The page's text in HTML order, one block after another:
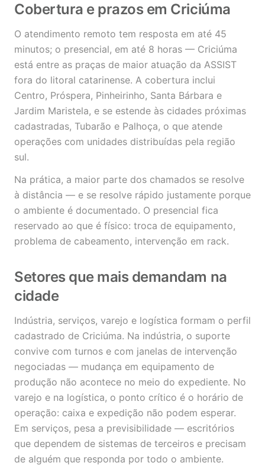
Cobertura e prazos em Criciúma
O atendimento remoto tem resposta em até 45
minutos; o presencial, em até 8 horas — Criciúma
está entre as praças de maior atuação da ASSIST
fora do litoral catarinense. A cobertura inclui
Centro, Próspera, Pinheirinho, Santa Bárbara e
Jardim Maristela, e se estende às cidades próximas
cadastradas, Tubarão e Palhoça, o que atende
operações com unidades distribuídas pela região
sul.
Na prática, a maior parte dos chamados se resolve
à distância — e se resolve rápido justamente porque
o ambiente é documentado. O presencial fica
reservado ao que é físico: troca de equipamento,
problema de cabeamento, intervenção em rack.
Setores que mais demandam na
cidade
Indústria, serviços, varejo e logística formam o perfil
cadastrado de Criciúma. Na indústria, o suporte
convive com turnos e com janelas de intervenção
negociadas — mudança em equipamento de
produção não acontece no meio do expediente. No
varejo e na logística, o ponto crítico é o horário de
operação: caixa e expedição não podem esperar.
Em serviços, pesa a previsibilidade — escritórios
que dependem de sistemas de terceiros e precisam
de alguém que responda por todo o ambiente.